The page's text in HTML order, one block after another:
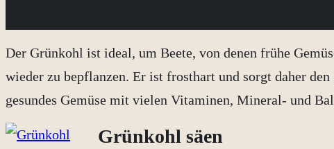
Der Grünkohl ist ideal, um Beete, von denen frühe
wieder zu bepflanzen. Er ist frosthart und sorgt daher
gesundes Gemüse mit vielen Vitaminen, Mineral- und
Grünkohl säen